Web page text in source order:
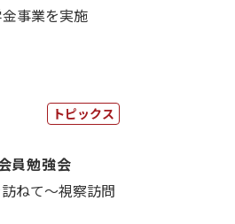
事業を実施
トピックス
員勉強会
ねて～視察訪問